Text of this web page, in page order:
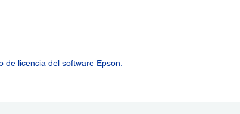
de licencia del software Epson.